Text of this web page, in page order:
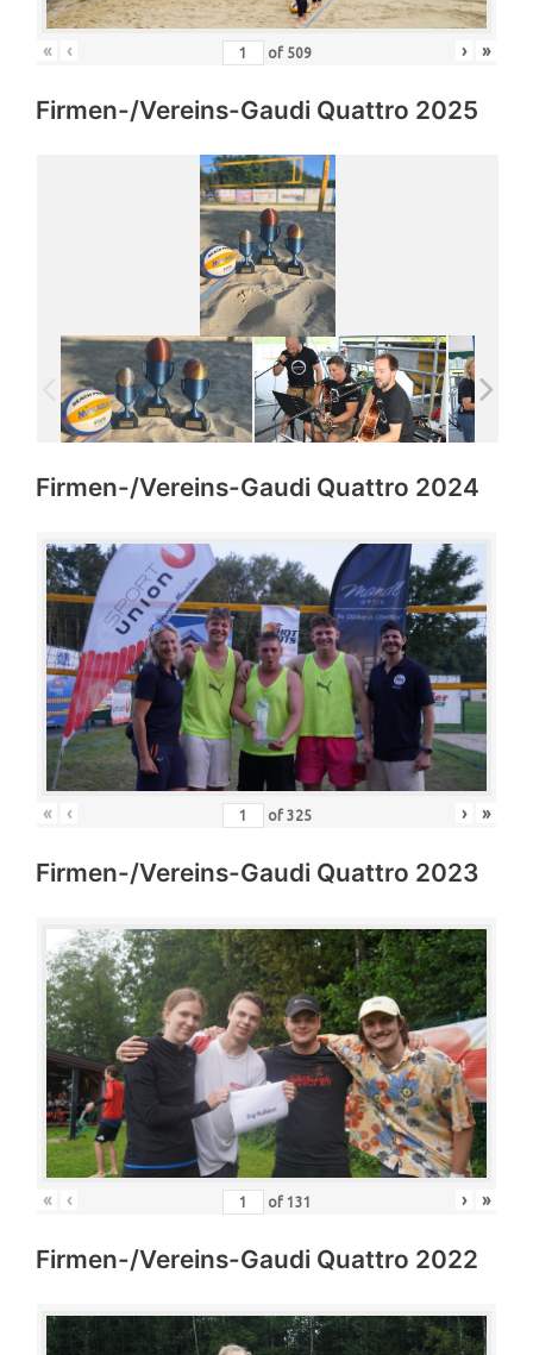
« ‹ of 509 › »
Firmen-/Vereins-Gaudi Quattro 2025
Firmen-/Vereins-Gaudi Quattro 2024
« ‹ of 325 › »
Firmen-/Vereins-Gaudi Quattro 2023
« ‹ of 131 › »
Firmen-/Vereins-Gaudi Quattro 2022